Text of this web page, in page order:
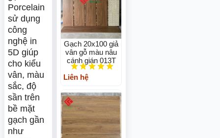
Porcelain
sử dụng
công
nghệ in
5D giúp
cho kiểu
vân, màu
sắc, độ
sần trên
bề mặt
gạch gần
như
Gạch 20x100 giả
vân gỗ màu nâu
cánh gián 013T
Liên hệ